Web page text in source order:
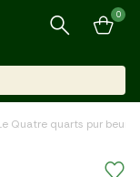
0
Le Quatre quarts pur beurre